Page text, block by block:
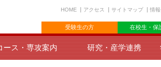
HOME アクセス サイトマップ 情報
受験生の方 在校生・保
ース・専攻案内 研究・産学連携